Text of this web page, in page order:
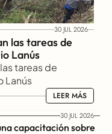
30 JUL 2026
las tareas de
Lanús
tareas de
Lanús
LEER MÁS
LEER MÁS
30 JUL 2026
capacitación sobre